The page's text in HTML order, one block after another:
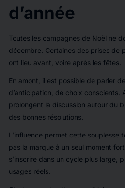
d’année
Toutes les campagnes de Noël ne
décembre. Certaines des prises de
ont lieu avant, voire après les fêtes.
En amont, il est possible de parler
d’anticipation, de choix conscients.
prolongent la discussion autour du
des bonnes résolutions.
L’influence permet cette souplesse
pas la marque à un seul moment
s’inscrire dans un cycle plus large,
usages réels.